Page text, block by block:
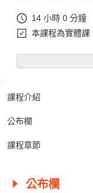
課程介紹
公布欄
課程章節
公布欄
14 小時 0 分鐘
本課程為實體課